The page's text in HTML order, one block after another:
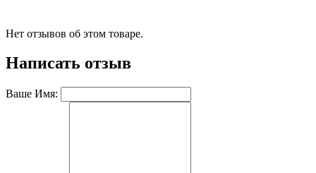
Нет отзывов об этом товаре.
Написать отзыв
Ваше Имя: